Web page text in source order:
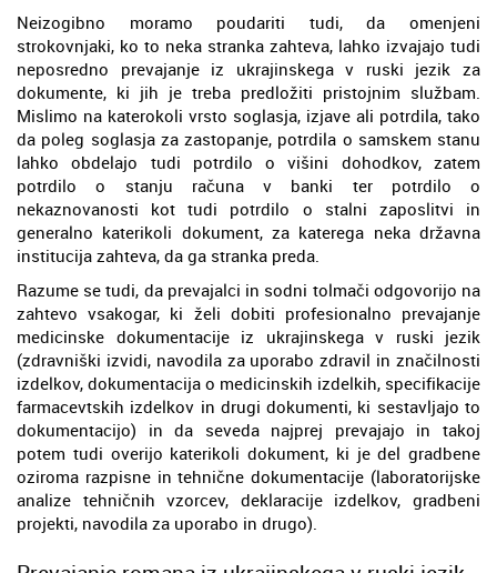
Neizogibno moramo poudariti tudi, da omenjeni
strokovnjaki, ko to neka stranka zahteva, lahko izvajajo tudi
neposredno prevajanje iz ukrajinskega v ruski jezik za
dokumente, ki jih je treba predložiti pristojnim službam.
Mislimo na katerokoli vrsto soglasja, izjave ali potrdila, tako
da poleg soglasja za zastopanje, potrdila o samskem stanu
lahko obdelajo tudi potrdilo o višini dohodkov, zatem
potrdilo o stanju računa v banki ter potrdilo o
nekaznovanosti kot tudi potrdilo o stalni zaposlitvi in
generalno katerikoli dokument, za katerega neka državna
institucija zahteva, da ga stranka preda.
Razume se tudi, da prevajalci in sodni tolmači odgovorijo na
zahtevo vsakogar, ki želi dobiti profesionalno prevajanje
medicinske dokumentacije iz ukrajinskega v ruski jezik
(zdravniški izvidi, navodila za uporabo zdravil in značilnosti
izdelkov, dokumentacija o medicinskih izdelkih, specifikacije
farmacevtskih izdelkov in drugi dokumenti, ki sestavljajo to
dokumentacijo) in da seveda najprej prevajajo in takoj
potem tudi overijo katerikoli dokument, ki je del gradbene
oziroma razpisne in tehnične dokumentacije (laboratorijske
analize tehničnih vzorcev, deklaracije izdelkov, gradbeni
projekti, navodila za uporabo in drugo).